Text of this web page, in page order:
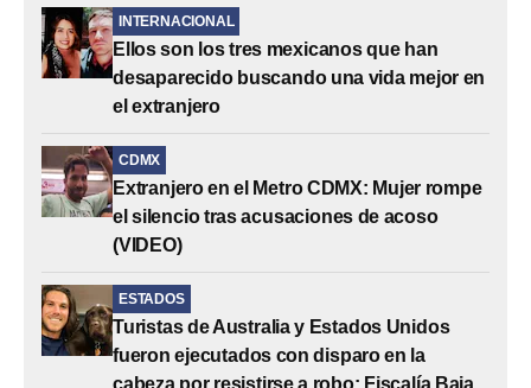
INTERNACIONAL
Ellos son los tres mexicanos que han
desaparecido buscando una vida mejor en
el extranjero
CDMX
Extranjero en el Metro CDMX: Mujer rompe
el silencio tras acusaciones de acoso
(VIDEO)
ESTADOS
Turistas de Australia y Estados Unidos
fueron ejecutados con disparo en la
cabeza por resistirse a robo: Fiscalía Baja